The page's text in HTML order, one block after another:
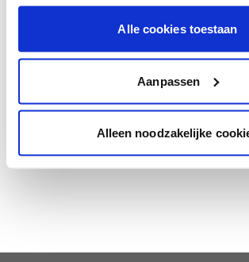
Alle cookies toestaan
Aanpassen
Alleen noodzakelijke
en je meubels.
Krijg ineens een
van je muren.